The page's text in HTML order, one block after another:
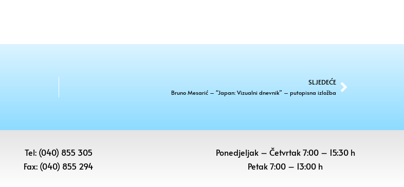
SLJEDEĆE
Bruno Mesarić – “Japan: Vizualni dnevnik” – putopisna izložba
Tel: (040) 855 305
Fax: (040) 855 294
Ponedjeljak – Četvrtak 7:00 – 15:30 h
Petak7:00 – 13:00 h